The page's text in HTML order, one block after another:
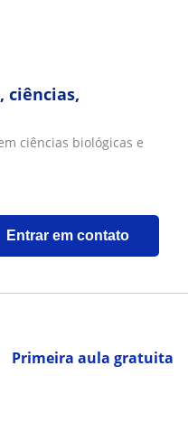
ciências,
ciências biológicas e
Entrar em contato
Primeira aula gratuita